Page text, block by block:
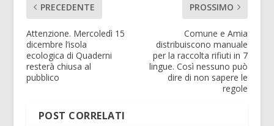
PRECEDENTE
Attenzione. Mercoledì 15
dicembre l’isola
ecologica di Quaderni
resterà chiusa al
pubblico
PROSSIMO
Comune e Amia
distribuiscono manuale
per la raccolta rifiuti in 7
lingue. Così nessuno può
dire di non sapere le
regole
POST CORRELATI